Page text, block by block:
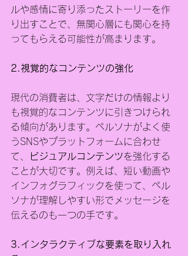
ルや感情に寄り添ったストーリーを作
り出すことで、無関心層にも関心を持
ってもらえる可能性が高まります。
2.視覚的なコンテンツの強化
現代の消費者は、文字だけの情報より
も視覚的なコンテンツに引きつけられ
る傾向があります。ペルソナがよく使
うSNSやプラットフォームに合わせ
て、
ビジュアルコンテンツを強化する
ことが大切です。例えば、短い動画や
インフォグラフィックを使って、ペル
ソナが理解しやすい形でメッセージを
伝えるのも一つの手です。
3.インタラクティブな要素を取り入れ